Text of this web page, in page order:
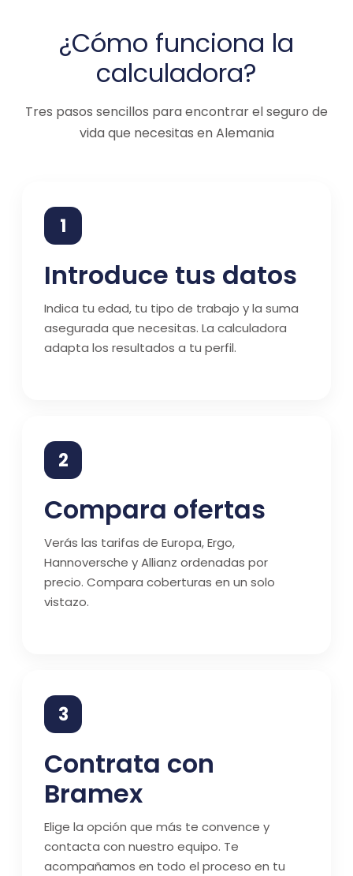
¿Cómo funciona la
calculadora?
Tres pasos sencillos para encontrar el seguro de
vida que necesitas en Alemania
1
Introduce tus datos
Indica tu edad, tu tipo de trabajo y la suma
asegurada que necesitas. La calculadora
adapta los resultados a tu perfil.
2
Compara ofertas
Verás las tarifas de Europa, Ergo,
Hannoversche y Allianz ordenadas por
precio. Compara coberturas en un solo
vistazo.
3
Contrata con
Bramex
Elige la opción que más te convence y
contacta con nuestro equipo. Te
acompañamos en todo el proceso en tu